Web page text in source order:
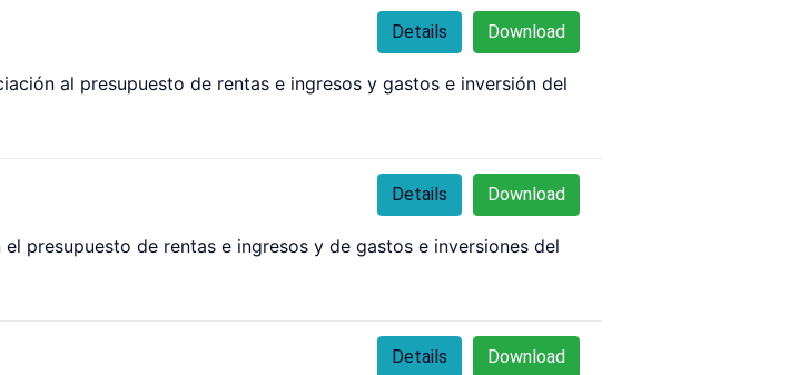
Download
Details
al presupuesto de rentas e ingresos y gastos e inversión del
Download
Details
presupuesto de rentas e ingresos y de gastos e inversiones del
Download
Details